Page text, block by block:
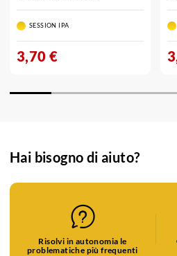
SESSION IPA
3,70 €
Hai bisogno di aiuto?
Risolvi in autonomia le
problematiche più frequenti